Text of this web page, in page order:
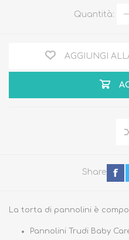
Quantità:
AGGIUNGI
Share
La torta di pannolini è
Pannolini Trudi Baby